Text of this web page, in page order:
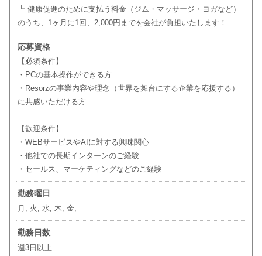
┗ 健康促進のために支払う料金（ジム・マッサージ・ヨガなど）
のうち、1ヶ月に1回、2,000円までを会社が負担いたします！
応募資格
【必須条件】
・PCの基本操作ができる方
・Resorzの事業内容や理念（世界を舞台にする企業を応援する）
に共感いただける方
【歓迎条件】
・WEBサービスやAIに対する興味関心
・他社での長期インターンのご経験
・セールス、マーケティングなどのご経験
勤務曜日
月, 火, 水, 木, 金,
勤務日数
週3日以上